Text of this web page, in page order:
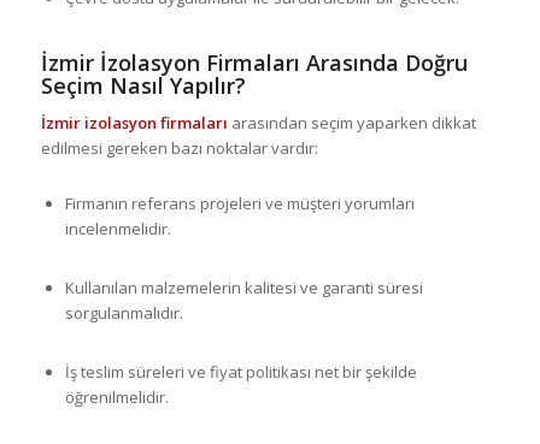
İzmir İzolasyon Firmaları Arasında Doğru
Seçim Nasıl Yapılır?
İzmir izolasyon firmaları arasından seçim yaparken dikkat
edilmesi gereken bazı noktalar vardır:
Firmanın referans projeleri ve müşteri yorumları
incelenmelidir.
Kullanılan malzemelerin kalitesi ve garanti süresi
sorgulanmalıdır.
İş teslim süreleri ve fiyat politikası net bir şekilde
öğrenilmelidir.